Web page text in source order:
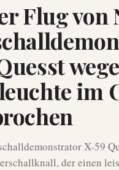
Flug von
im
X-59
der einen